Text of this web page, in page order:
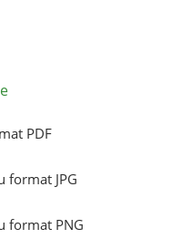
PDF
format JPG
format PNG